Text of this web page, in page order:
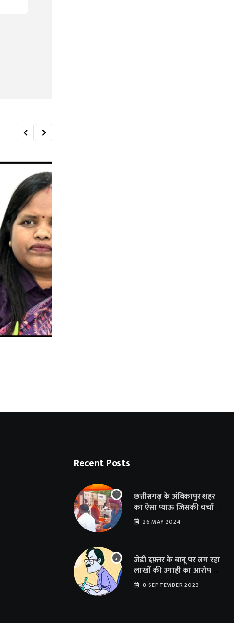
Recent Posts
छत्तीसगढ़ के अंबिकापुर शहर
का ऐसा प्याऊ जिसकी चर्चा
दूर-दूर तक… सात समुंदर पार
अमेरिका से भी पहुंचा सहयोग
26 MAY 2024
जेडी दफ़्तर के बाबू पर लग रहा
लाखों की उगाही का आरोप …
संयुक्त संचालक का फर्जी
साइन से 100 शिक्षकों क़ो
8 SEPTEMBER 2023